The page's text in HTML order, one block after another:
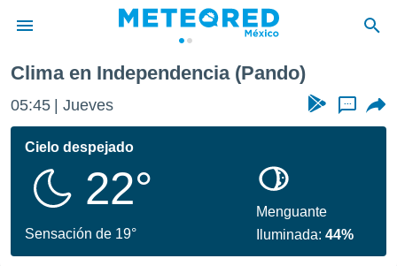
de
ha sido
calidad.
a este
las
Clima en Independencia (Pando)
05:45 Jueves ...
Cielo despejado
22°
Sensación de 19°
Menguante
Iluminada:44%